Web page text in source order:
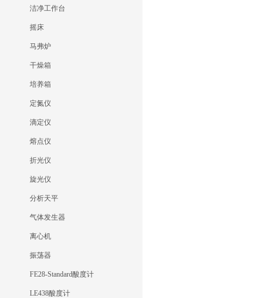
洁净工作台
摇床
马弗炉
干燥箱
培养箱
定氮仪
滴定仪
熔点仪
折光仪
旋光仪
分析天平
气体发生器
离心机
振荡器
FE28-Standard酸度计
LE438酸度计